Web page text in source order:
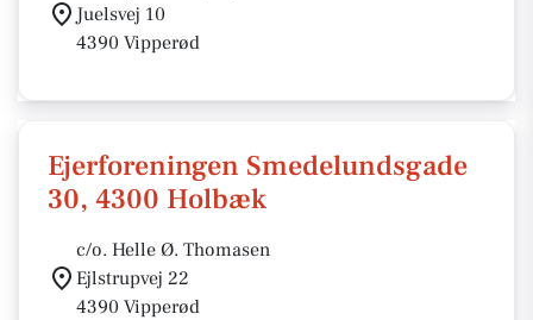
Juelsvej 10
4390 Vipperød
Ejerforeningen Smedelundsgade
30, 4300 Holbæk
c/o. Helle Ø. Thomasen
Ejlstrupvej 22
4390 Vipperød